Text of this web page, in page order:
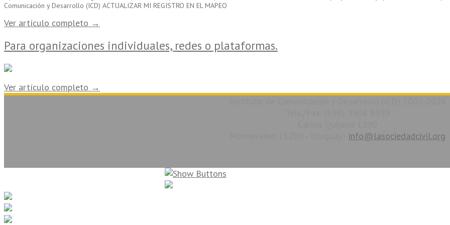
Comunicación y Desarrollo (ICD) ACTUALIZAR MI REGISTRO EN EL MAPEO
Ver artículo completo →
Para organizaciones individuales, redes o plataformas.
Ver artículo completo →
info@lasociedadcivil.org